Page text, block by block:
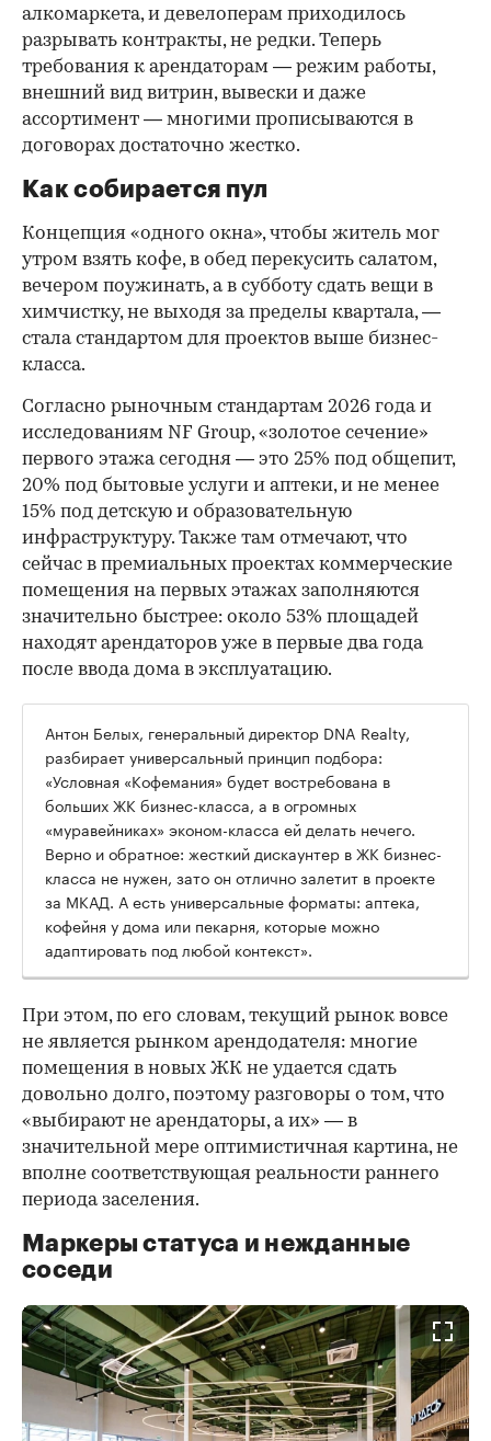
алкомаркета, и девелоперам приходилось
разрывать контракты, не редки. Теперь
требования к арендаторам — режим работы,
внешний вид витрин, вывески и даже
ассортимент — многими прописываются в
договорах достаточно жестко.
Как собирается пул
Концепция «одного окна», чтобы житель мог
утром взять кофе, в обед перекусить салатом,
вечером поужинать, а в субботу сдать вещи в
химчистку, не выходя за пределы квартала, —
стала стандартом для проектов выше бизнес-
класса.
Согласно рыночным стандартам 2026 года и
исследованиям NF Group, «золотое сечение»
первого этажа сегодня — это 25% под общепит,
20% под бытовые услуги и аптеки, и не менее
15% под детскую и образовательную
инфраструктуру. Также там отмечают, что
сейчас в премиальных проектах коммерческие
помещения на первых этажах заполняются
значительно быстрее: около 53% площадей
находят арендаторов уже в первые два года
после ввода дома в эксплуатацию.
Антон Белых, генеральный директор DNA Realty,
разбирает универсальный принцип подбора:
«Условная «Кофемания» будет востребована в
больших ЖК бизнес-класса, а в огромных
«муравейниках» эконом-класса ей делать нечего.
Верно и обратное: жесткий дискаунтер в ЖК бизнес-
класса не нужен, зато он отлично залетит в проекте
за МКАД. А есть универсальные форматы: аптека,
кофейня у дома или пекарня, которые можно
адаптировать под любой контекст».
При этом, по его словам, текущий рынок вовсе
не является рынком арендодателя: многие
помещения в новых ЖК не удается сдать
довольно долго, поэтому разговоры о том, что
«выбирают не арендаторы, а их» — в
значительной мере оптимистичная картина, не
вполне соответствующая реальности раннего
периода заселения.
Маркеры статуса и нежданные
соседи